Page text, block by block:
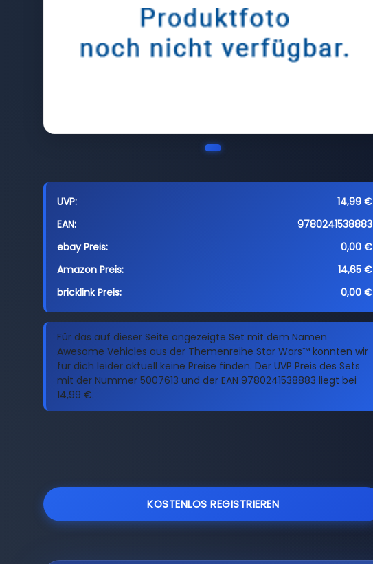
UVP:
14,99 €
EAN:
9780241538883
ebay Preis:
0,00 €
Amazon Preis:
14,65 €
bricklink Preis:
0,00 €
Für das auf dieser Seite angezeigte Set mit dem Namen
Awesome Vehicles aus der Themenreihe Star Wars™ konnten wir
für dich leider aktuell keine Preise finden. Der UVP Preis des Sets
mit der Nummer 5007613 und der EAN 9780241538883 liegt bei
14,99 €.
KOSTENLOS REGISTRIEREN